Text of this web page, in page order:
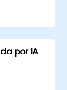
por IA